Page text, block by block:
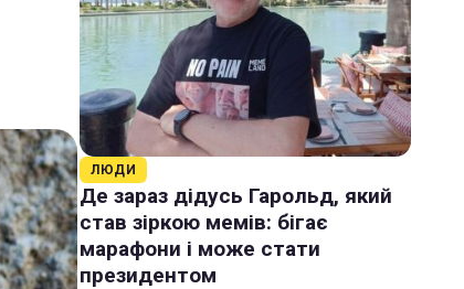
ЛЮДИ
Де зараз дідусь Гарольд, який
став зіркою мемів: бігає
марафони і може стати
президентом